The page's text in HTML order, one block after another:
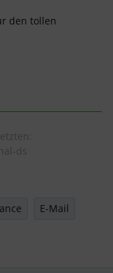
den tollen
ds
E-Mail